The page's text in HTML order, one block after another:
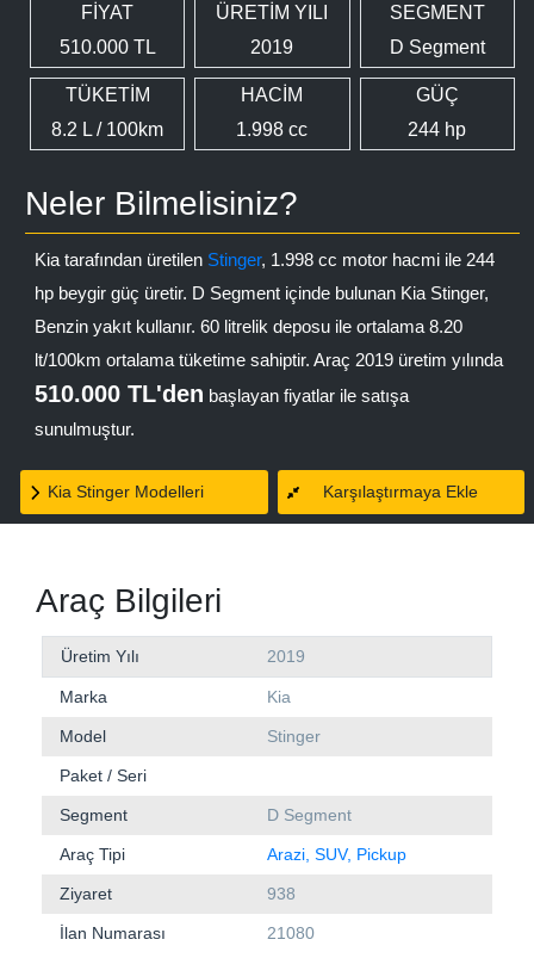
FİYAT
510.000 TL
ÜRETİM YILI
2019
SEGMENT
D Segment
TÜKETİM
8.2 L / 100km
HACİM
1.998 cc
GÜÇ
244 hp
Neler Bilmelisiniz?
Kia tarafından üretilen Stinger, 1.998 cc motor hacmi ile 244
hp beygir güç üretir. D Segment içinde bulunan Kia Stinger,
Benzin yakıt kullanır. 60 litrelik deposu ile ortalama 8.20
lt/100km ortalama tüketime sahiptir. Araç 2019 üretim yılında
510.000 TL'den başlayan fiyatlar ile satışa
sunulmuştur.
Kia Stinger Modelleri Karşılaştırmaya Ekle
Araç Bilgileri
Üretim Yılı 2019
Marka Kia
Model Stinger
Paket / Seri
Segment D Segment
Araç Tipi Arazi, SUV, Pickup
Ziyaret 938
İlan Numarası 21080